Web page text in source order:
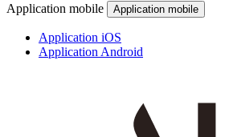
Application mobile Application mobile
Application iOS
Application Android